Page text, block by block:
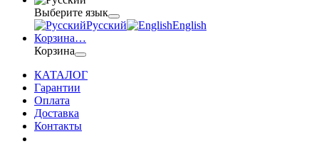
Выберите язык
Русский
English
Корзина…
Корзина
КАТАЛОГ
Гарантии
Оплата
Доставка
Контакты